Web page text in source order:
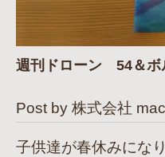
週刊ドローン 54＆ボ
Post by 株式会社
子供達が春休みにな